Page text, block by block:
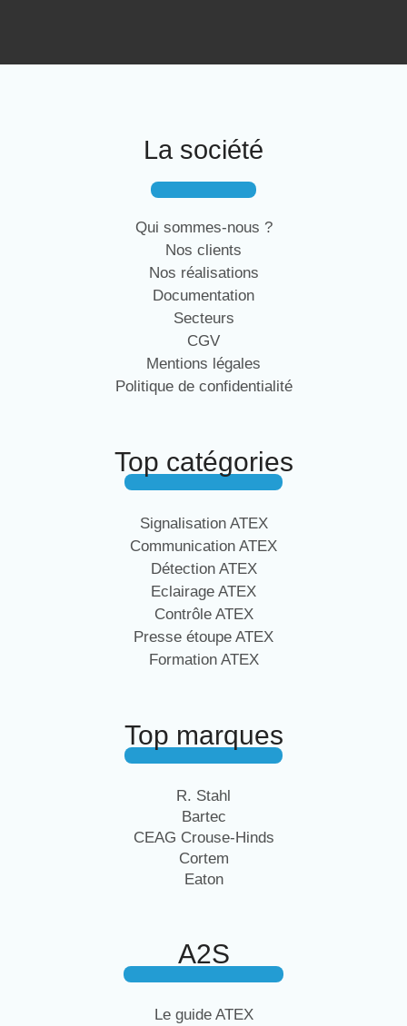
La société
Qui sommes-nous ?
Nos clients
Nos réalisations
Documentation
Secteurs
CGV
Mentions légales
Politique de confidentialité
Top catégories
Signalisation ATEX
Communication ATEX
Détection ATEX
Eclairage ATEX
Contrôle ATEX
Presse étoupe ATEX
Formation ATEX
Top marques
R. Stahl
Bartec
CEAG Crouse-Hinds
Cortem
Eaton
A2S
Le guide ATEX